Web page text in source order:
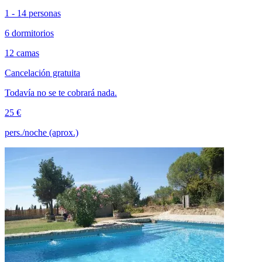
1 - 14 personas
6 dormitorios
12 camas
Cancelación gratuita
Todavía no se te cobrará nada.
25 €
pers./noche (aprox.)